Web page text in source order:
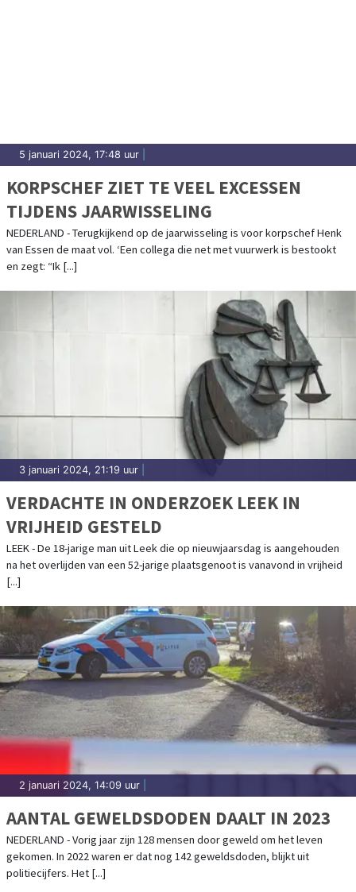
5 januari 2024, 17:48 uur
KORPSCHEF ZIET TE VEEL EXCESSEN
TIJDENS JAARWISSELING
NEDERLAND - Terugkijkend op de jaarwisseling is voor korpschef Henk
van Essen de maat vol. ‘Een collega die net met vuurwerk is bestookt
en zegt: “Ik [...]
3 januari 2024, 21:19 uur
VERDACHTE IN ONDERZOEK LEEK IN
VRIJHEID GESTELD
LEEK - De 18-jarige man uit Leek die op nieuwjaarsdag is aangehouden
na het overlijden van een 52-jarige plaatsgenoot is vanavond in vrijheid
[...]
2 januari 2024, 14:09 uur
AANTAL GEWELDSDODEN DAALT IN 2023
NEDERLAND - Vorig jaar zijn 128 mensen door geweld om het leven
gekomen. In 2022 waren er dat nog 142 geweldsdoden, blijkt uit
politiecijfers. Het [...]